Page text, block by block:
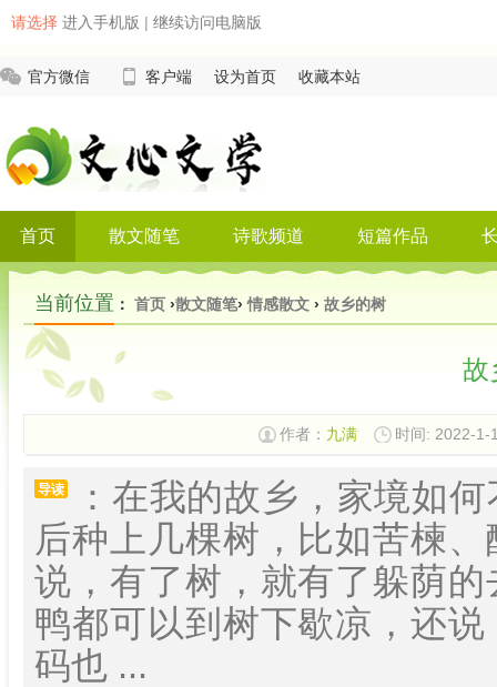
请选择 进入手机版 | 继续访问电脑版
官方微信 客户端 设为首页 收藏本站
首页 散文随笔 诗歌频道 短篇作品
当前位置 ： 首页 ›散文随笔› 情感散文 › 故乡的树
故
作者： 九满 时间: 2022-1-
导读
：在我的故乡，家境如
后种上几棵树，比如苦楝
说，有了树，就有了躲荫
鸭都可以到树下歇凉，还
码也 ...